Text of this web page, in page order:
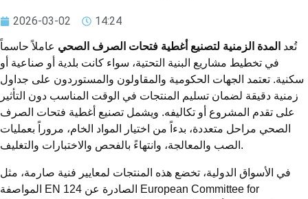
2026-03-02 14:24
تُعد المدة الزمنية لتصنيع أغطية فتحات الصرف الصحي عاملاً حاسماً
في تخطيط مشاريع البنية التحتية، سواء كانت بلدية أو صناعية أو
سكنية. تعتمد الجهات الحكومية والمقاولون والمستوردون على جداول
زمنية دقيقة لضمان تسليم المنتجات في الوقت المناسب دون التأثير
على تقدم المشروع أو تكاليفه. ويشمل تصنيع أغطية فتحات الصرف
الصحي مراحل متعددة، بدءاً من اختيار المواد الخام، مروراً بعمليات
الصب والمعالجة، وانتهاءً بالفحص والاختبارات والتغليف.
في الأسواق الدولية، تخضع هذه المنتجات لمعايير فنية صارمة، مثل
المواصفة EN 124 الصادرة عن European Committee for